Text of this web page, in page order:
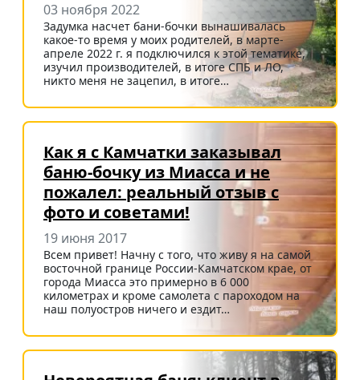
03 ноября 2022
Задумка насчет бани-бочки вынашивалась
какое-то время у моих родителей, в марте-
апреле 2022 г. я подключился к этой тематике,
изучил производителей, в итоге СПБ и ЛО,
никто меня не зацепил, в итоге…
Как я с Камчатки заказывал
баню-бочку из Миасса и не
пожалел: реальный отзыв с
фото и советами!
19 июня 2017
Всем привет! Начну с того, что живу я на самой
восточной границе России-Камчатском крае, от
города Миасса это примерно в 6 000
километрах и кроме самолета с пароходом на
наш полуостров ничего и ездит…